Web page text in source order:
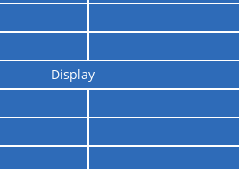
Display